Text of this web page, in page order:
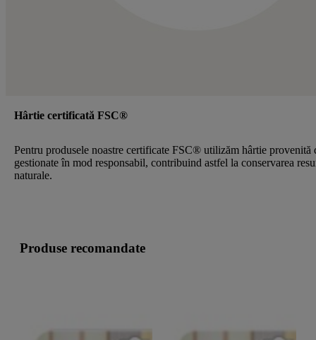
Hârtie certificată FSC®
Pentru produsele noastre certificate FSC® utilizăm hârtie provenită
gestionate în mod responsabil, contribuind astfel la conservarea
naturale.
Produse recomandate